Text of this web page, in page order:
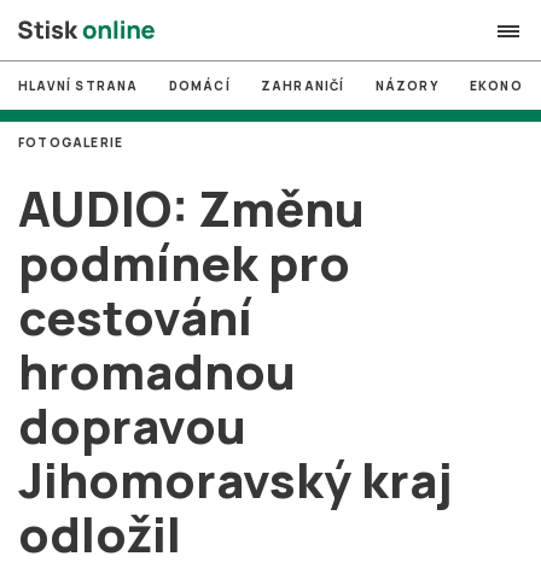
search
# MUNI
# Brno
# volby
login PŘIHLÁSIT SE
Zapomněli jste heslo?
HLAVNÍ STRANA DOMÁCÍ ZAHRANIČÍ NÁZORY
AUDIO: Změnu
podmínek pro
cestování
hromadnou
dopravou
Jihomoravský kraj
odložil
FOTOGALERIE